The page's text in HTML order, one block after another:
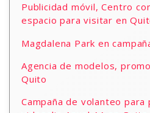
Publicidad móvil, Centro
espacio para visitar en
Magdalena Park en
Agencia de modelos,
Quito
Campaña de volanteo para